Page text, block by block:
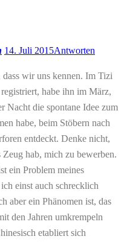
14. Juli 2015Antworten
wir uns kennen. Im Tizi
habe ihn im März,
Nacht die spontane Idee zum
habe, beim Stöbern nach
entdeckt. Denke nicht,
Zeug hab, mich zu bewerben.
ein Problem meines
einst auch schrecklich
aber ein Phänomen ist, das
den Jahren umkrempeln
etabliert sich